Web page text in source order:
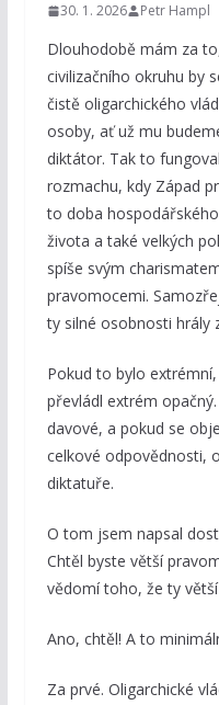
30. 1. 2026 Petr Hampl
Dlouhodobě mám za
civilizačního okruhu by
čistě oligarchického
osoby, ať už mu
diktátor. Tak to
rozmachu, kdy Západ
to doba
života a také velkých
spíše svým
pravomocemi.
ty silné osobnosti hrály
Pokud to bylo
převládl extrém
davové, a pokud se
celkové odpovědnosti,
diktatuře.
O tom jsem napsal
Chtěl byste větší
vědomí toho, že ty
Ano, chtěl! A to
Za prvé. Oligarchické